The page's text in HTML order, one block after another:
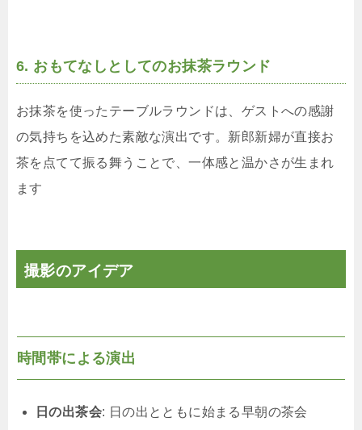
6. おもてなしとしてのお抹茶ラウンド
お抹茶を使ったテーブルラウンドは、ゲストへの感謝
の気持ちを込めた素敵な演出です。新郎新婦が直接お
茶を点てて振る舞うことで、一体感と温かさが生まれ
ます
撮影のアイデア
時間帯による演出
日の出茶会: 日の出とともに始まる早朝の茶会